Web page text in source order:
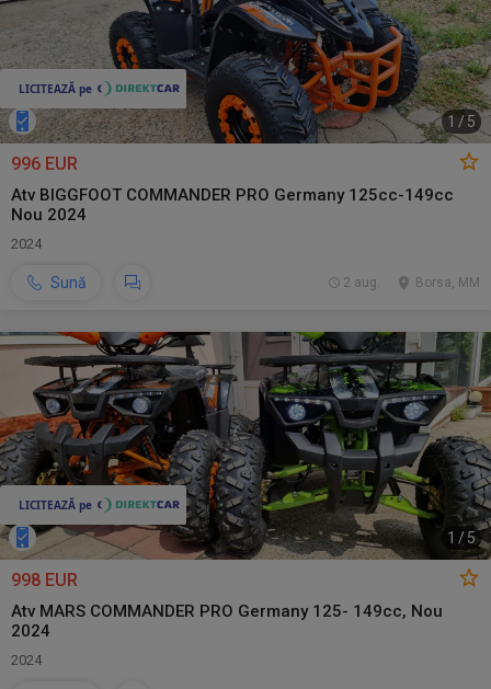
1 /5
996 EUR
Atv BIGGFOOT COMMANDER PRO Germany 125cc-149cc
Nou 2024
2024
Sună Borsa, MM
2 aug.
1 /5
998 EUR
Atv MARS COMMANDER PRO Germany 125- 149cc, Nou
2024
2024